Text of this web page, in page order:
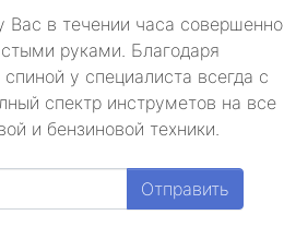
в течении часа совершенно
руками. Благодаря
у специалиста всегда с
спектр инструметов на все
и бензиновой техники.
Отправить